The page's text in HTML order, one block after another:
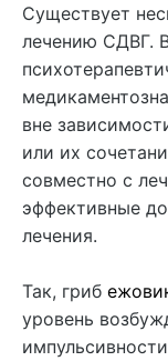
Существует
лечению СДВГ.
вне
или их
совместно с
эффективные
лечения.
Так, гриб
уровень